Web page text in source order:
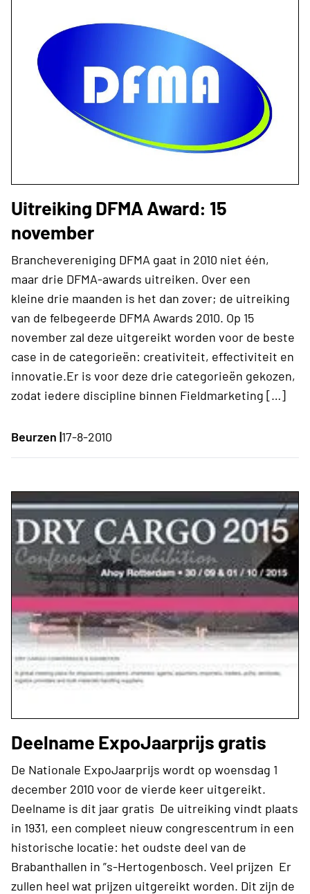
Uitreiking DFMA Award: 15
november
Branchevereniging DFMA gaat in 2010 niet één,
maar drie DFMA-awards uitreiken. Over een
kleine drie maanden is het dan zover; de uitreiking
van de felbegeerde DFMA Awards 2010. Op 15
november zal deze uitgereikt worden voor de beste
case in de categorieën: creativiteit, effectiviteit en
innovatie.Er is voor deze drie categorieën gekozen,
zodat iedere discipline binnen Fieldmarketing […]
Beurzen |17-8-2010
Deelname ExpoJaarprijs gratis
De Nationale ExpoJaarprijs wordt op woensdag 1
december 2010 voor de vierde keer uitgereikt.
Deelname is dit jaar gratis De uitreiking vindt plaats
in 1931, een compleet nieuw congrescentrum in een
historische locatie: het oudste deel van de
Brabanthallen in ”s-Hertogenbosch. Veel prijzen Er
zullen heel wat prijzen uitgereikt worden. Dit zijn de